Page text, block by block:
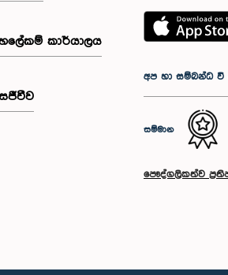
කාර්යාලය
අප හා සම්බන්ධ
සම්මාන
පෞද්ගලිකත්ව